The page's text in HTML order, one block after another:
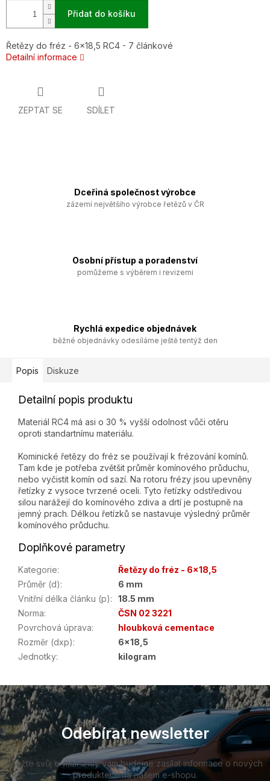
Přidat do košíku
Řetězy do fréz - 6x18,5 RC4 - 7 článkové
Detailní informace
ZEPTAT SE SDÍLET
Dceřiná společnost výrobce
zázemí největšího výrobce řetězů v ČR
Osobní přístup a poradenství
pomůžeme s výběrem i revizemi
Rychlá expedice objednávek
běžné objednávky odesíláme ještě tentýž den
Popis Diskuze
Detailní popis produktu
Materiál RC4 má asi o 30 % vyšší odolnost vůči otěru
oproti standartnímu materiálu.
Kominické řetězy do fréz se používají k frézování komínů.
Tam kde je potřeba zvětšit průměr komínového průduchu,
nebo vyčistit komín od sazí. Na rotoru frézy jsou upevněny
řetízky z vysoce tvrzené oceli. Tyto řetízky odstředivou
silou narážejí do komínového zdiva a drtí je postupně na
jemný prach. Délkou řetízků se nastavuje výsledný průměr
komínového průduchu.
Doplňkové parametry
Kategorie:
Řetězy do fréz - 6x18,5
Průměr (d):
6 mm
Vnitřní délka článku (p):
18.5 mm
Norma:
ČSN 02 3221
Povrchová úprava:
hloubková cementace
Rozměr (dxp):
6x18,5
Jednotky: kilogram
Z
á
p
a
t
í
Odebírat newsletter
Vložte svůj e-mail a my vám budeme zasílat informace o nových
produktech na našem e-shopu.